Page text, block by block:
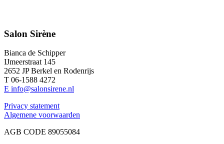
Salon Sirène
Bianca de Schipper
IJmeerstraat 145
2652 JP Berkel en Rodenrijs
T 06-1588 4272
E info@salonsirene.nl
Privacy statement
Algemene voorwaarden
AGB CODE 89055084